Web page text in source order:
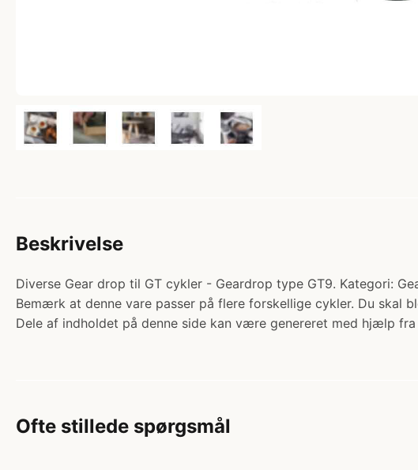
Beskrivelse
Diverse Gear drop til GT cykler - Geardrop type GT9. Kategori:
Bemærk at denne vare passer på flere forskellige cykler. Du skal
Dele af indholdet på denne side kan være genereret med hjælp fra
Ofte stillede spørgsmål